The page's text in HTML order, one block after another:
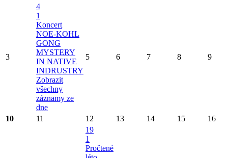
3
4
1
Koncert
NOE-KOHL
GONG
MYSTERY
IN NATIVE
INDRUSTRY
Zobrazit
všechny
záznamy ze
dne
5 6 7 8 9
10 11 12 13 14 15 16
19
1
Pročtené